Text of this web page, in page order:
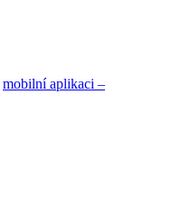
mobilní aplikaci –